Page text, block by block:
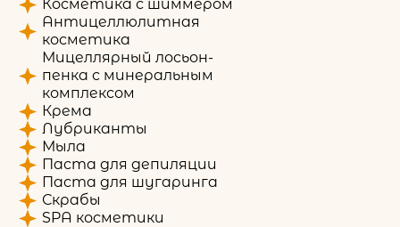
Косметика с шиммером
Антицеллюлитная
косметика
Мицеллярный лосьон-
пенка с минеральным
комплексом
Крема
Лубриканты
Мыла
Паста для депиляции
Паста для шугаринга
Скрабы
SPA косметики